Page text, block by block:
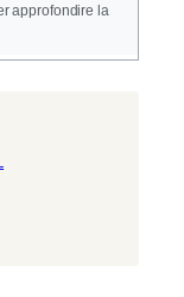
approfondire la